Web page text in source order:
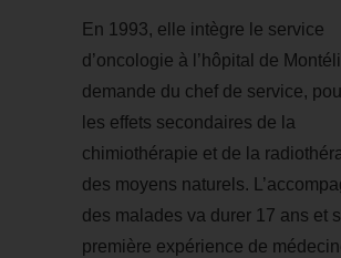
En 1993, elle intègre le service
d’oncologie à l’hôpital de
demande du chef de service,
les effets secondaires de la
chimiothérapie et de la
des moyens naturels.
des malades va durer 17 ans et
première expérience de